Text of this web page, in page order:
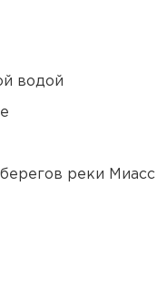
водой
реки Миасс